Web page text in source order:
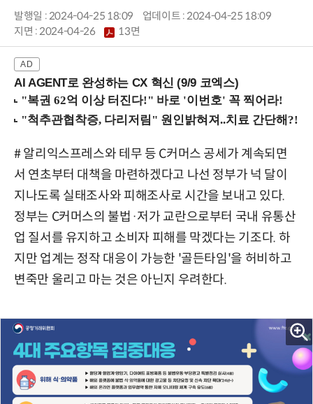
발행일 : 2024-04-25 18:09
업데이트 : 2024-04-25 18:09
지면 :2024-04-26 13면
AI AGENT로 완성하는 CX 혁신 (9/9 코엑스)
# 알리익스프레스와 테무 등 C커머스 공세가 계속되면
서 연초부터 대책을 마련하겠다고 나선 정부가 넉 달이
지나도록 실태조사와 피해조사로 시간을 보내고 있다.
정부는 C커머스의 불법·저가 교란으로부터 국내 유통산
업 질서를 유지하고 소비자 피해를 막겠다는 기조다. 하
지만 업계는 정작 대응이 가능한 '골든타임'을 허비하고
변죽만 울리고 마는 것은 아닌지 우려한다.